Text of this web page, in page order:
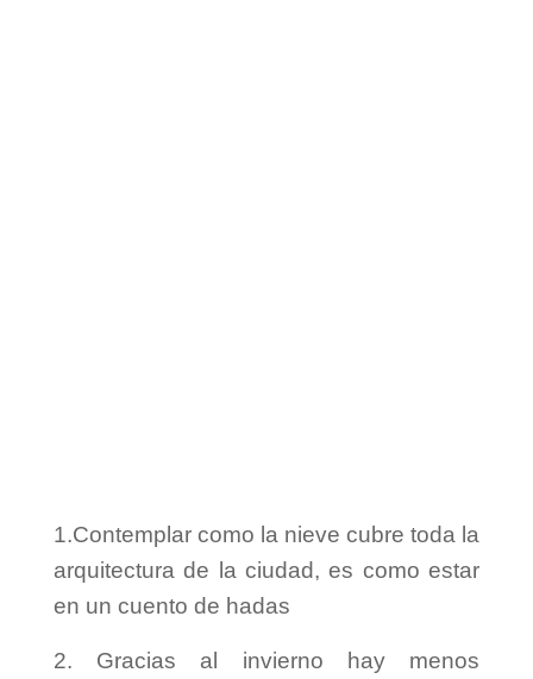
1.Contemplar como la nieve cubre toda la
arquitectura de la ciudad, es como estar
en un cuento de hadas
2. Gracias al invierno hay menos